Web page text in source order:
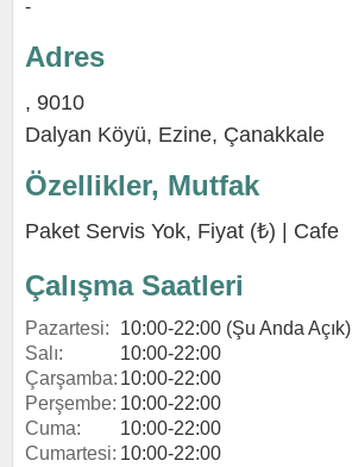
-
Adres
, 9010
Dalyan Köyü, Ezine, Çanakkale
Özellikler, Mutfak
Paket Servis Yok, Fiyat (₺) | Cafe
Çalışma Saatleri
Pazartesi:
10:00-22:00 (Şu Anda Açık)
Salı:
10:00-22:00
Çarşamba: 10:00-22:00
Perşembe: 10:00-22:00
Cuma:
10:00-22:00
Cumartesi: 10:00-22:00